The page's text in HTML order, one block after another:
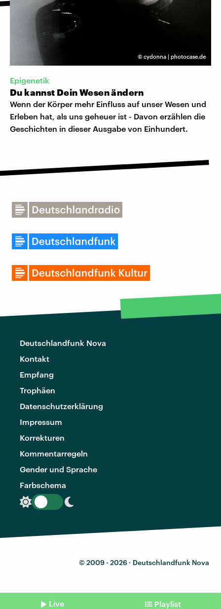
© cydonna | photocase.de
Epigenetik
Du kannst Dein Wesen ändern
Wenn der Körper mehr Einfluss auf unser Wesen und
Erleben hat, als uns geheuer ist - Davon erzählen die
Geschichten in dieser Ausgabe von Einhundert.
Deutschlandfunk Nova
Kontakt
Empfang
Trophäen
Datenschutzerklärung
Impressum
Korrekturen
Kommentarregeln
Gender und Sprache
Farbschema
© 2009 - 2026 · Deutschlandfunk Nova
Live Playlist